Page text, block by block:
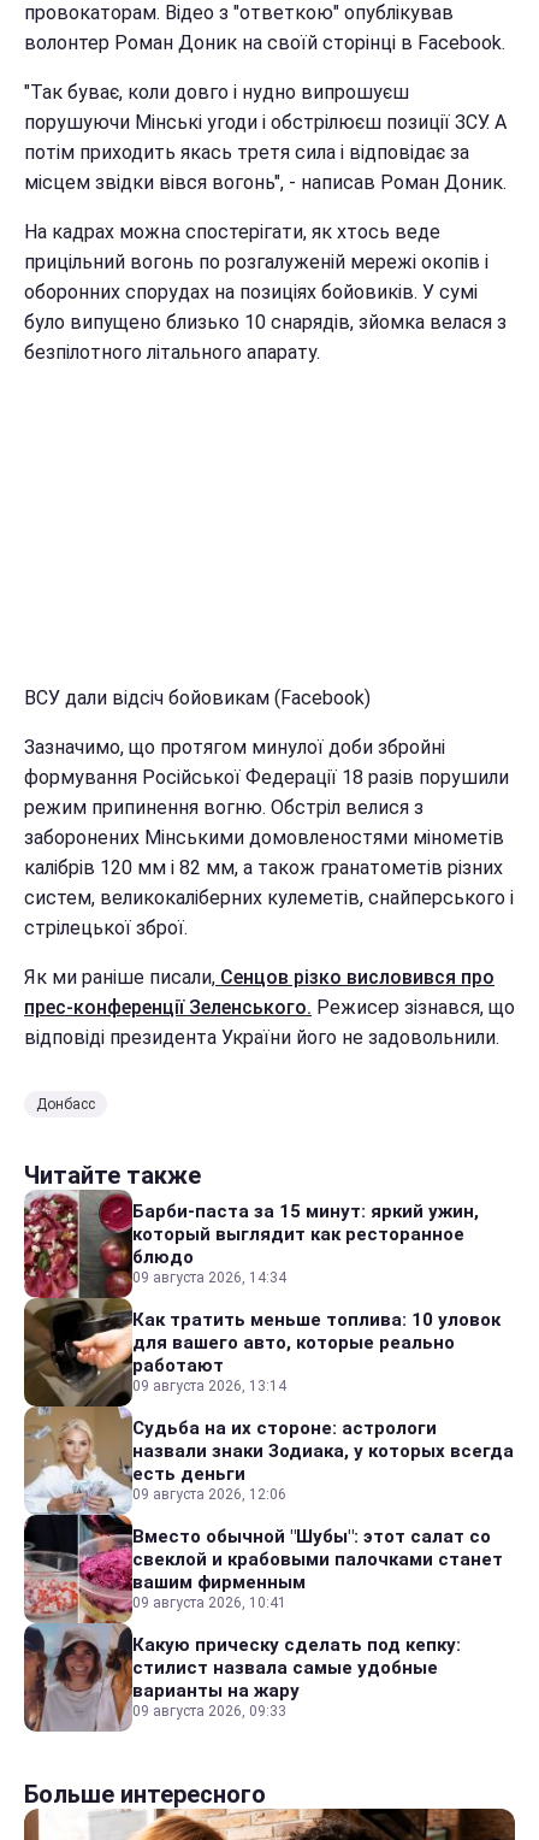
провокаторам. Відео з "ответкою" опублікував
волонтер Роман Доник на своїй сторінці в Facebook.
"Так буває, коли довго і нудно випрошуєш
порушуючи Мінські угоди і обстрілюєш позиції ЗСУ. А
потім приходить якась третя сила і відповідає за
місцем звідки вівся вогонь", - написав Роман Доник.
На кадрах можна спостерігати, як хтось веде
прицільний вогонь по розгалуженій мережі окопів і
оборонних спорудах на позиціях бойовиків. У сумі
було випущено близько 10 снарядів, зйомка велася з
безпілотного літального апарату.
ВСУ дали відсіч бойовикам (Facebook)
Зазначимо, що протягом минулої доби збройні
формування Російської Федерації 18 разів порушили
режим припинення вогню. Обстріл велися з
заборонених Мінськими домовленостями мінометів
калібрів 120 мм і 82 мм, а також гранатометів різних
систем, великокаліберних кулеметів, снайперського і
стрілецької зброї.
Як ми раніше писали, Сенцов різко висловився про
прес-конференції Зеленського. Режисер зізнався, що
відповіді президента України його не задовольнили.
Донбасс
Читайте также
Барби-паста за 15 минут: яркий ужин,
который выглядит как ресторанное
блюдо
09 августа 2026, 14:34
Как тратить меньше топлива: 10 уловок
для вашего авто, которые реально
работают
09 августа 2026, 13:14
Судьба на их стороне: астрологи
назвали знаки Зодиака, у которых всегда
есть деньги
09 августа 2026, 12:06
Вместо обычной "Шубы": этот салат со
свеклой и крабовыми палочками станет
вашим фирменным
09 августа 2026, 10:41
Какую прическу сделать под кепку:
стилист назвала самые удобные
варианты на жару
09 августа 2026, 09:33
Больше интересного